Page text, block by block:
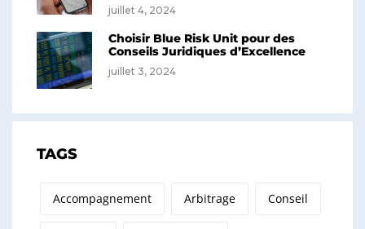
juillet 4, 2024
Choisir Blue Risk Unit pour des
Conseils Juridiques d’Excellence
juillet 3, 2024
TAGS
Accompagnement Arbitrage Conseil